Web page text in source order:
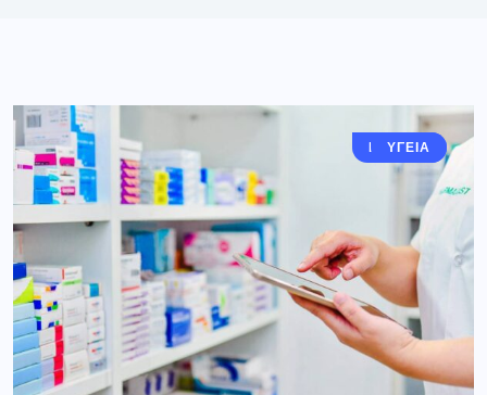
ΕΛΛΑΔΑ
ΥΓΕΙΑ